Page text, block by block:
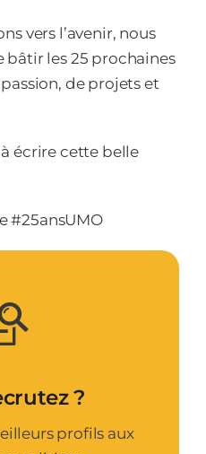
vers l’avenir, nous
les 25 prochaines
de projets et
écrire cette belle
#25ansUMO
?
profils aux